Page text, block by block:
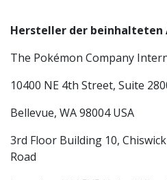
Hersteller der beinhalteten
The Pokémon Company
10400 NE 4th Street, Suite
Bellevue, WA 98004 USA
3rd Floor Building 10,
Road